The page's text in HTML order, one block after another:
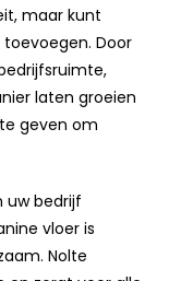
maar kunt
Door
laten groeien
geven om
uw bedrijf
vloer is
Nolte